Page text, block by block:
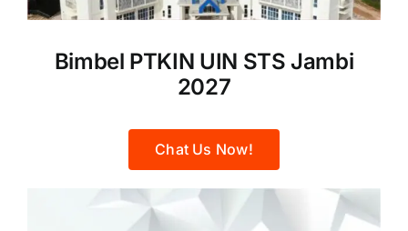
Bimbel PTKIN UIN STS Jambi
2027
Chat Us Now!